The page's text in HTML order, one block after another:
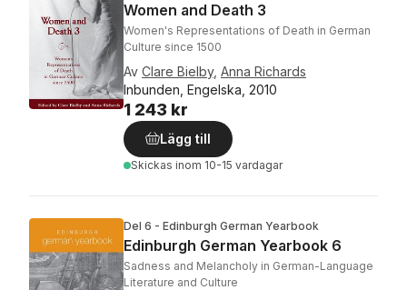
Women and Death 3
Women's Representations of Death in German
Culture since 1500
Av Clare Bielby, Anna Richards
Inbunden, Engelska, 2010
1 243 kr
Lägg till
Skickas inom 10-15 vardagar
Del 6 - Edinburgh German Yearbook
Edinburgh German Yearbook 6
Sadness and Melancholy in German-Language
Literature and Culture